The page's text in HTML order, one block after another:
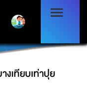
เทียบเท่าปุยขนม
งเทียบเท่าปุย